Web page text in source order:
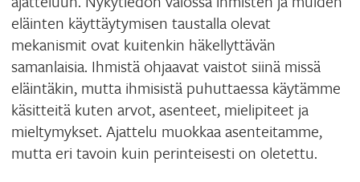
eläinten käyttäytymisen taustalla olevat
mekanismit ovat kuitenkin häkellyttävän
samanlaisia. Ihmistä ohjaavat vaistot siinä missä
eläintäkin, mutta ihmisistä puhuttaessa käytämme
käsitteitä kuten arvot, asenteet, mielipiteet ja
mieltymykset. Ajattelu muokkaa asenteitamme,
mutta eri tavoin kuin perinteisesti on oletettu.